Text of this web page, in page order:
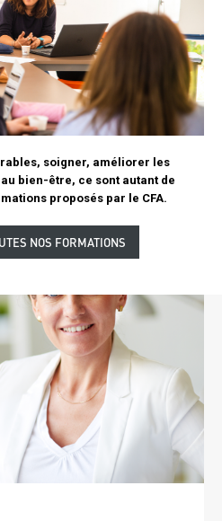
soigner, améliorer les
bien-être, ce sont autant de
proposés par le CFA.
Lien
bloc
NOS FORMATIONS